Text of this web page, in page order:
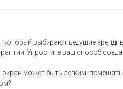
выбирают ведущие
Упростите ваш способ
может быть легким,